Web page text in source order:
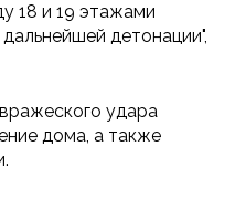
18 и 19 этажами
детонации",
удара
дома, а также